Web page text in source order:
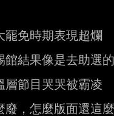
罷免時期表現超爛
館結果像是去助選的
層節目哭哭被霸凌
廢，怎麼版面還這